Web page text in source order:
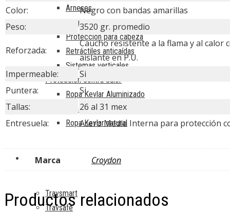
Arneses
Cuerda estática
Protección para cabeza
Retráctiles anticaídas
Sistemas verticales
Protección contra calor
Ropa Kevlar Aluminizado
Ropa Rayón Aluminizado
Ropa Kevlar natural
INSTALACIONES
Travsmart
Travsafe
Color:
Negro con bandas amarillas
Peso:
3520 gr. promedio
Reforzada:
Caucho resistente a la flama y al calor
aislante en P.U.
Impermeable:
Si
Puntera:
Si
Tallas:
26 al 31 mex
Entresuela:
Acero Media Interna para protección
Marca Croydon
Productos relacionados